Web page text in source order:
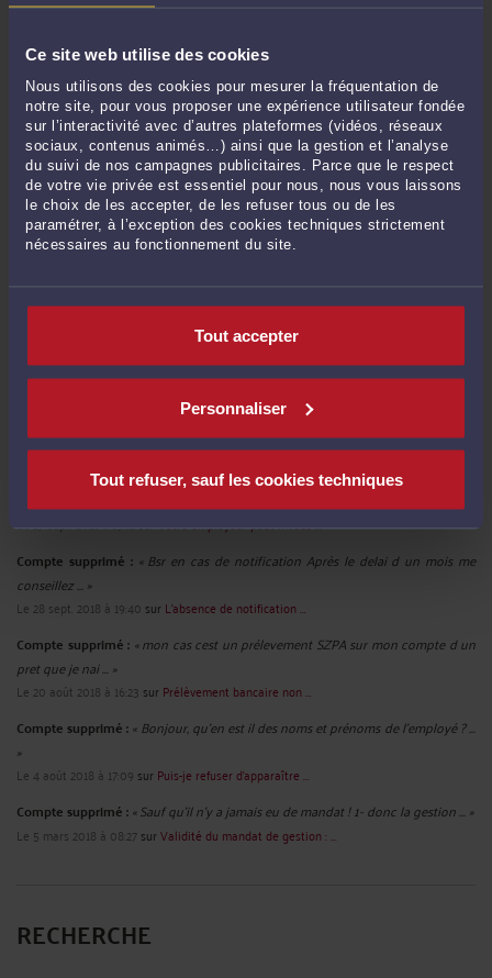
Ce site web utilise des cookies
Nous utilisons des cookies pour mesurer la fréquentation de
notre site, pour vous proposer une expérience utilisateur fondée
sur l’interactivité avec d’autres plateformes (vidéos, réseaux
sociaux, contenus animés…) ainsi que la gestion et l’analyse
du suivi de nos campagnes publicitaires. Parce que le respect
de votre vie privée est essentiel pour nous, nous vous laissons
le choix de les accepter, de les refuser tous ou de les
paramétrer, à l’exception des cookies techniques strictement
nécessaires au fonctionnement du site.
Tout accepter
Personnaliser
Tout refuser, sauf les cookies techniques
Condamnation d’un dirigeant de fait, alors qu’il n’était ni salarié, ni gérant de
droit -Le 7 sept. 2021 à 15:56
Intimider le médecin du travail peut constituer une faute grave-Le 10 juin
2021 à 10:33
Il est possible pour un salarié de contester une rétrogradation qu’il avait
pourtant acceptée par avenant à son contrat de travail- Le 10 juin 2021 à
10:30
Derniers commentaires
Le 28 sept. 2023 à 16:55surGarantie à première demande : ...
Compte supprimé : « Bonjour, je suis en contrat d'apprentissage en
Le 27 sept. 2021 à 19:12surVotre employeur peut-il vous ...
Compte supprimé : « Bsr en cas de notification Après le delai d un mois me
conseillez ... »
Le 28 sept. 2018 à 19:40 sur L’absence de notification ...
Compte supprimé : « mon cas cest un prélevement SZPA sur mon compte d un
pret que je nai ... »
Le 20 août 2018 à 16:23 sur Prélèvement bancaire non ...
Compte supprimé :« Bonjour, qu'en est il des noms et prénoms de l'employé ? ...
»
Le 4 août 2018 à 17:09 sur Puis-je refuser d’apparaître ...
Compte supprimé :« Sauf qu'il n'y a jamais eu de mandat ! 1- donc la gestion ... »
Le 5 mars 2018 à 08:27surValidité du mandat de gestion : ...
RECHERCHE